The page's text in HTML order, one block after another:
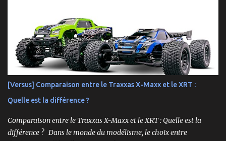
qui font de cette machine bien plus qu'un simple bolide. Un Modèle,
Deux Philosophies : Le Choix Entre "Prêt à Rouler" et "À
Personnaliser" Rlaarlo propose la XTS-S10 en deux versions
distinctes, une décision brillante qui s'adresse à l'ensemble de la
communauté RC. D'un côté, la version RTR (Ready to Run),
complète et prête à l'emploi. De l'autre, la version "Roller", un
châssis presque assemblé mais livré sans aucune électronique : ni
moteur, ni servo, ni ESC, ni batterie. ...
[Versus] Comparaison entre le Traxxas X-Maxx et le XRT :
Quelle est la différence ?
Comparaison entre le Traxxas X-Maxx et le XRT : Quelle est la
différence ? Dans le monde du modélisme, le choix entre